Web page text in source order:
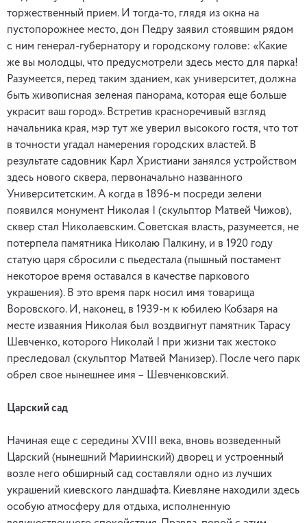
торжественный прием. И тогда-то, глядя из окна на
пустопорожнее место, дон Педру заявил стоявшим рядом
с ним генерал-губернатору и городскому голове: «Какие
же вы молодцы, что предусмотрели здесь место для парка!
Разумеется, перед таким зданием, как университет, должна
быть живописная зеленая панорама, которая еще больше
украсит ваш город». Встретив красноречивый взгляд
начальника края, мэр тут же уверил высокого гостя, что тот
в точности угадал намерения городских властей. В
результате садовник Карл Христиани занялся устройством
здесь нового сквера, первоначально названного
Университетским. А когда в 1896-м посреди зелени
появился монумент Николая I (скульптор Матвей Чижов),
сквер стал Николаевским. Советская власть, разумеется, не
потерпела памятника Николаю Палкину, и в 1920 году
статую царя сбросили с пьедестала (пышный постамент
некоторое время оставался в качестве паркового
украшения). В это время парк носил имя товарища
Воровского. И, наконец, в 1939-м к юбилею Кобзаря на
месте изваяния Николая был воздвигнут памятник Тарасу
Шевченко, которого Николай I при жизни так жестоко
преследовал (скульптор Матвей Манизер). После чего парк
обрел свое нынешнее имя – Шевченковский.
Царский сад
Начиная еще с середины XVIII века, вновь возведенный
Царский (нынешний Мариинский) дворец и устроенный
возле него обширный сад составляли одно из лучших
украшений киевского ландшафта. Киевляне находили здесь
особую атмосферу для отдыха, исполненную